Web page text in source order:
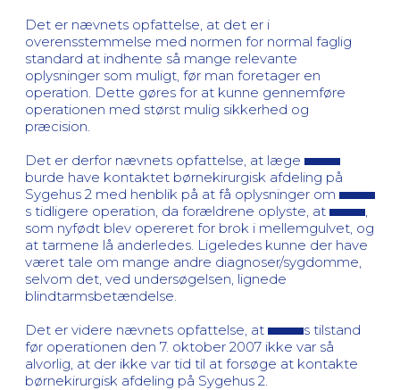
Det er nævnets opfattelse, at det er i
overensstemmelse med normen for normal faglig
standard at indhente så mange relevante
oplysninger som muligt, før man foretager en
operation. Dette gøres for at kunne gennemføre
operationen med størst mulig sikkerhed og
præcision.
Det er derfor nævnets opfattelse, at læge
burde have kontaktet børnekirurgisk afdeling på
Sygehus 2 med henblik på at få oplysninger om
s tidligere operation, da forældrene oplyste, at
som nyfødt blev opereret for brok i mellemgulvet, og
at tarmene lå anderledes. Ligeledes kunne der have
været tale om mange andre diagnoser/sygdomme,
selvom det, ved undersøgelsen, lignede
blindtarmsbetændelse.
Det er videre nævnets opfattelse, at
s tilstand
før operationen den 7. oktober 2007 ikke var så
alvorlig, at der ikke var tid til at forsøge at kontakte
børnekirurgisk afdeling på Sygehus 2.